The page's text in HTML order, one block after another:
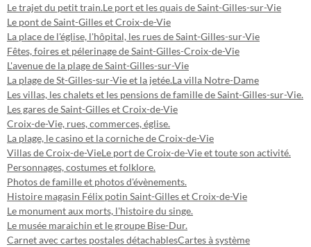
Le trajet du petit train.Le port et les quais de Saint-Gilles-sur-Vie
Le pont de Saint-Gilles et Croix-de-Vie
La place de l'église, l'hôpital, les rues de Saint-Gilles-sur-Vie
Fêtes, foires et pélerinage de Saint-Gilles-Croix-de-Vie
L'avenue de la plage de Saint-Gilles-sur-Vie
La plage de St-Gilles-sur-Vie et la jetée.La villa Notre-Dame
Les villas, les chalets et les pensions de famille de Saint-Gilles-sur-Vie.
Les gares de Saint-Gilles et Croix-de-Vie
Croix-de-Vie, rues, commerces, église.
La plage, le casino et la corniche de Croix-de-Vie
Villas de Croix-de-VieLe port de Croix-de-Vie et toute son activité.
Personnages, costumes et folklore.
Photos de famille et photos d'évènements.
Histoire magasin Félix potin Saint-Gilles et Croix-de-Vie
Le monument aux morts, l'histoire du singe.
Le musée maraichin et le groupe Bise-Dur.
Carnet avec cartes postales détachablesCartes à système